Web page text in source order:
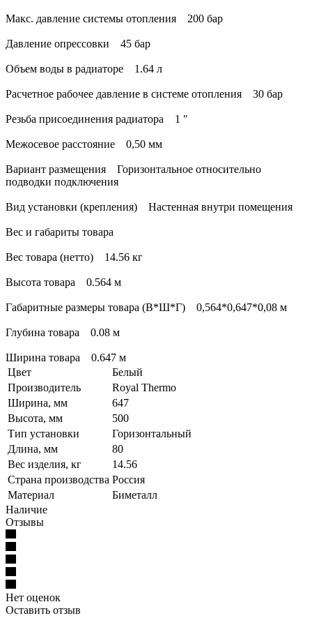
Макс. давление системы отопления 200 бар
Давление опрессовки 45 бар
Объем воды в радиаторе 1.64 л
Расчетное рабочее давление в системе отопления 30 бар
Резьба присоединения радиатора 1 "
Межосевое расстояние 0,50 мм
Вариант размещения Горизонтальное относительно
подводки подключения
Вид установки (крепления) Настенная внутри помещения
Вес и габариты товара
Вес товара (нетто) 14.56 кг
Высота товара 0.564 м
Габаритные размеры товара (В*Ш*Г) 0,564*0,647*0,08 м
Глубина товара 0.08 м
Ширина товара 0.647 м
Цвет
Белый
Производитель
Royal Thermo
Ширина, мм
647
Высота, мм
500
Тип установки
Горизонтальный
Длина, мм
80
Вес изделия, кг
14.56
Страна производства Россия
Материал
Биметалл
Наличие
Отзывы
Нет оценок
Оставить отзыв